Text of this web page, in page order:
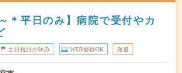
＊平日のみ】病院で受付やカ
土日祝日が休み WEB登録OK 派遣